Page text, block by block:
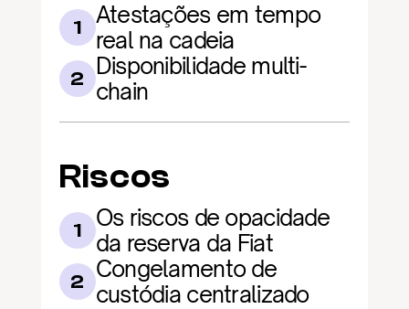
1
Atestações em tempo
real na cadeia
2 Disponibilidade multi-
chain
Riscos
1
Os riscos de opacidade
da reserva da Fiat
2 Congelamento de
custódia centralizado